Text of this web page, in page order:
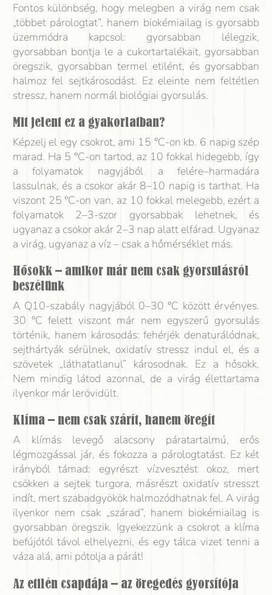
Fontos különbség, hogy melegben a virág nem csak
„többet párologtat”, hanem biokémiailag is gyorsabb
üzemmódra kapcsol: gyorsabban lélegzik,
gyorsabban bontja le a cukortartalékait, gyorsabban
öregszik, gyorsabban termel etilént, és gyorsabban
halmoz fel sejtkárosodást. Ez eleinte nem feltétlen
stressz, hanem normál biológiai gyorsulás.
Mit jelent ez a gyakorlatban?
Képzelj el egy csokrot, ami 15 °C-on kb. 6 napig szép
marad. Ha 5 °C-on tartod, az 10 fokkal hidegebb, így
a folyamatok nagyjából a felére–harmadára
lassulnak, és a csokor akár 8–10 napig is tarthat. Ha
viszont 25 °C-on van, az 10 fokkal melegebb, ezért a
folyamatok 2–3-szor gyorsabbak lehetnek, és
ugyanaz a csokor akár 2–3 nap alatt elfárad. Ugyanaz
a virág, ugyanaz a víz – csak a hőmérséklet más.
Hősokk – amikor már nem csak gyorsulásról
beszélünk
A Q10-szabály nagyjából 0–30 °C között érvényes.
30 °C felett viszont már nem egyszerű gyorsulás
történik, hanem károsodás: fehérjék denaturálódnak,
sejthártyák sérülnek, oxidatív stressz indul el, és a
szövetek „láthatatlanul” károsodnak. Ez a hősokk.
Nem mindig látod azonnal, de a virág élettartama
ilyenkor már lerövidült.
Klíma – nem csak szárít, hanem öregít
A klímás levegő alacsony páratartalmú, erős
légmozgással jár, és fokozza a párologtatást. Ez két
irányból támad: egyrészt vízvesztést okoz, mert
csökken a sejtek turgora, másrészt oxidatív stresszt
indít, mert szabadgyökök halmozódhatnak fel. A virág
ilyenkor nem csak „szárad”, hanem biokémiailag is
gyorsabban öregszik. Igyekezzünk a csokrot a klíma
befújótól távol elhelyezni, és egy tálca vizet tenni a
váza alá, ami pótolja a párát!
Az etilén csapdája – az öregedés gyorsítója